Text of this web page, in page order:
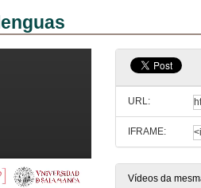
URL:
IFRAME:
Vídeos da